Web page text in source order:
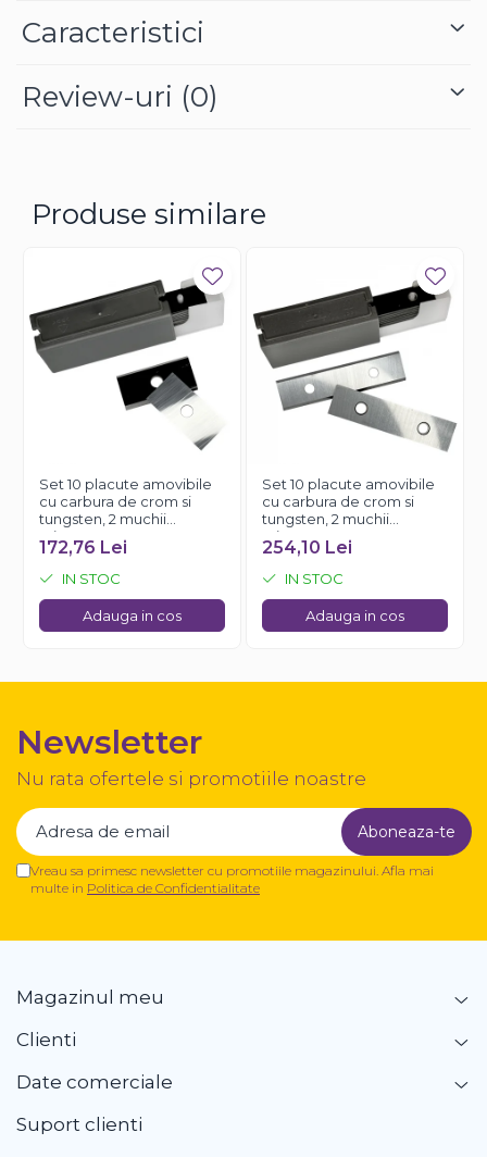
- placi HDF / MDF
- lemn tare si moale
Dimensiuni
- unghi: 35°
Caracteristici
Review-uri (0)
Produse similare
Set 10 placute amovibile
cu carbura de crom si
tungsten, 2 muchii
taietoare, 24 x 12 x 1.5 mm,
35°, Kannenberg
172,76 Lei
IN STOC
Adauga in cos
Set 10 placute amovibile
cu carbura de crom si
tungsten, 2 muchii
taietoare, 50 x 12 x 1.5 mm,
35°, Kannenberg
254,10 Lei
IN STOC
Adauga in cos
Newsletter
Nu rata ofertele si promotiile noastre
Vreau sa primesc newsletter cu promotiile magazinului. Afla mai
multe in Politica de Confidentialitate
Magazinul meu
Clienti
Date comerciale
Suport clienti